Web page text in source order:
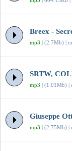
Breex -
mp3 | (2.7Mb) |
SRTW,
mp3 | (1.01Mb) |
Giuseppe
mp3 | (2.75Mb) |